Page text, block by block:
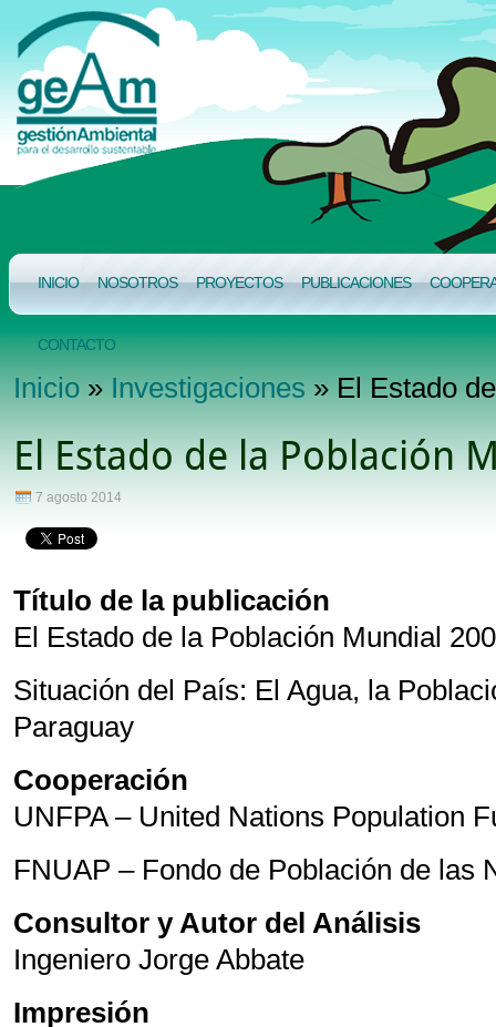
INICIO NOSOTROS PROYECTOS PUBLICACIONES
CONTACTO
Inicio»Investigaciones» El Estado
El Estado de la Población
7 agosto 2014
Título de la publicación
El Estado de la Población Mundial
Situación del País: El Agua, la
Paraguay
Cooperación
UNFPA – United Nations Population
FNUAP – Fondo de Población de las
Consultor y Autor del Análisis
Ingeniero Jorge Abbate
Impresión